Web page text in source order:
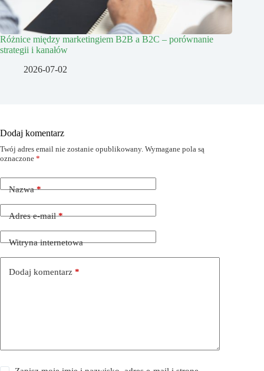
Różnice między marketingiem B2B a B2C – porównanie
strategii i kanałów
2026-07-02
Dodaj komentarz
Twój adres email nie zostanie opublikowany. Wymagane pola są
oznaczone *
Nazwa*
Adres e-mail*
Witryna internetowa
Dodaj komentarz *